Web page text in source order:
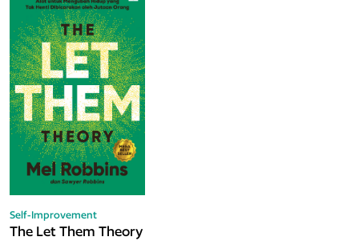
Self-Improvement
The Let Them Theory